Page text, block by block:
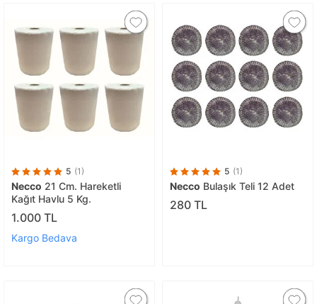
5 (1)
Necco 21 Cm. Hareketli
Kağıt Havlu 5 Kg.
1.000 TL
Kargo Bedava
5 (1)
Necco Bulaşık Teli 12 Adet
280 TL